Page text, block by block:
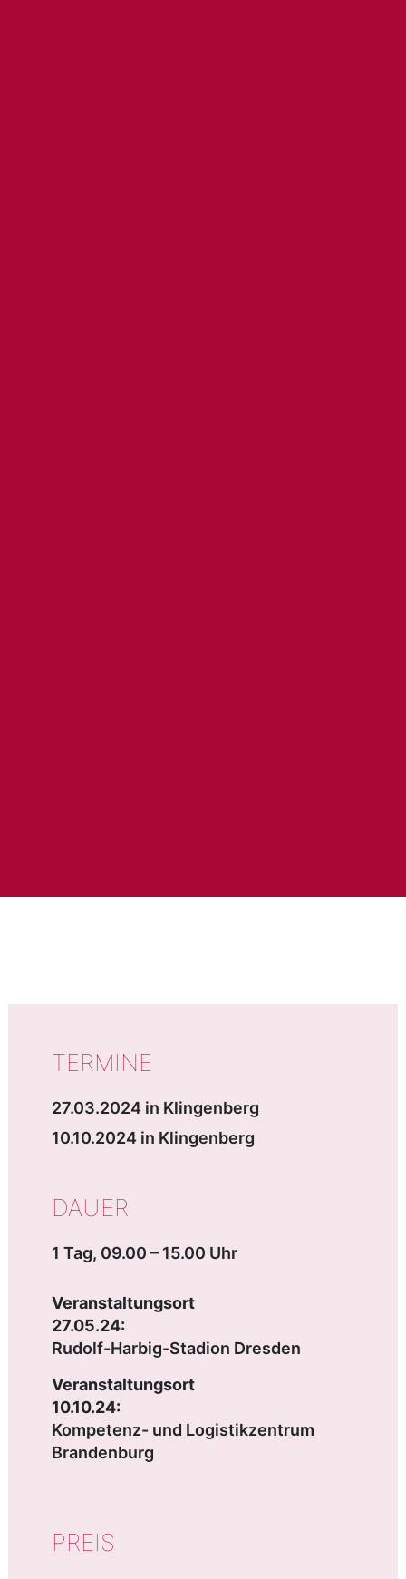
TERMINE
27.03.2024 in Klingenberg
10.10.2024 in Klingenberg
DAUER
1 Tag, 09.00 – 15.00 Uhr
Veranstaltungsort
27.05.24:
Rudolf-Harbig-Stadion Dresden
Veranstaltungsort
10.10.24:
Kompetenz- und Logistikzentrum
Brandenburg
PREIS